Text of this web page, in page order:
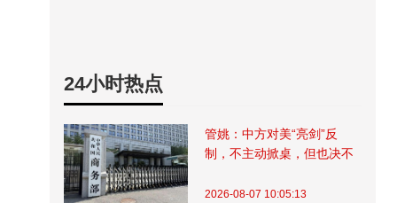
24小时热点
管姚：中方对美“亮剑”反
制，不主动掀桌，但也决不
2026-08-07 10:05:13